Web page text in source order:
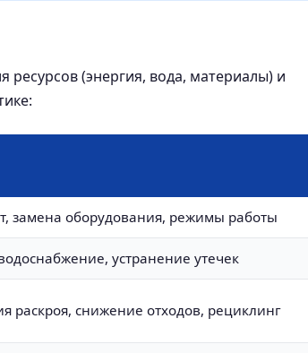
ресурсов (энергия, вода, материалы) и
замена оборудования, режимы работы
устранение утечек
раскроя, снижение отходов, рециклинг